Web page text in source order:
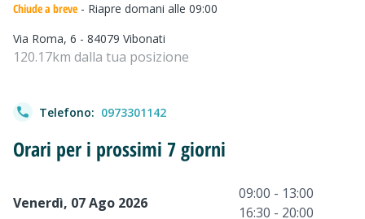
Chiude a breve - Riapre domani alle 09:00
Via Roma, 6 - 84079 Vibonati
120.17km dalla tua posizione
Telefono: 0973301142
Orari per i prossimi 7 giorni
Venerdì, 07 Ago 2026
09:00 - 13:00
16:30 - 20:00